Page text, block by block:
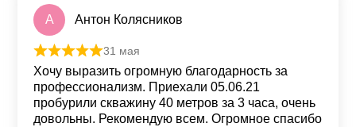
А Антон Колясников
Оценка5 из 5
31 мая
Хочу выразить огромную благодарность за
профессионализм. Приехали 05.06.21
пробурили скважину 40 метров за 3 часа, очень
довольны. Рекомендую всем. Огромное спасибо